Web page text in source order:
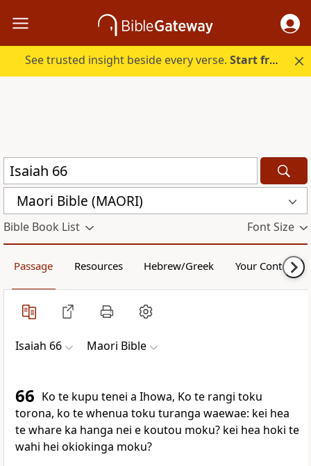
See trusted insight beside every verse.Start free.
Maori Bible (MAORI)
Bible Book List Font Size
Passage Resources Hebrew/Greek Your Content
Isaiah 66 Maori Bible
66 Ko te kupu tenei a Ihowa, Ko te rangi toku
torona, ko te whenua toku turanga waewae: kei hea
te whare ka hanga nei e koutou moku? kei hea hoki te
wahi hei okiokinga moku?